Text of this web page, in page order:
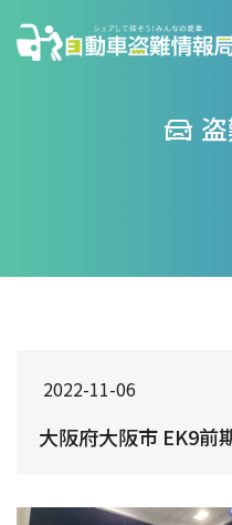
2022-11-06
大阪府大阪市 EK9前